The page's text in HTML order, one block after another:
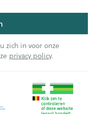
zich in voor onze
privacy policy.